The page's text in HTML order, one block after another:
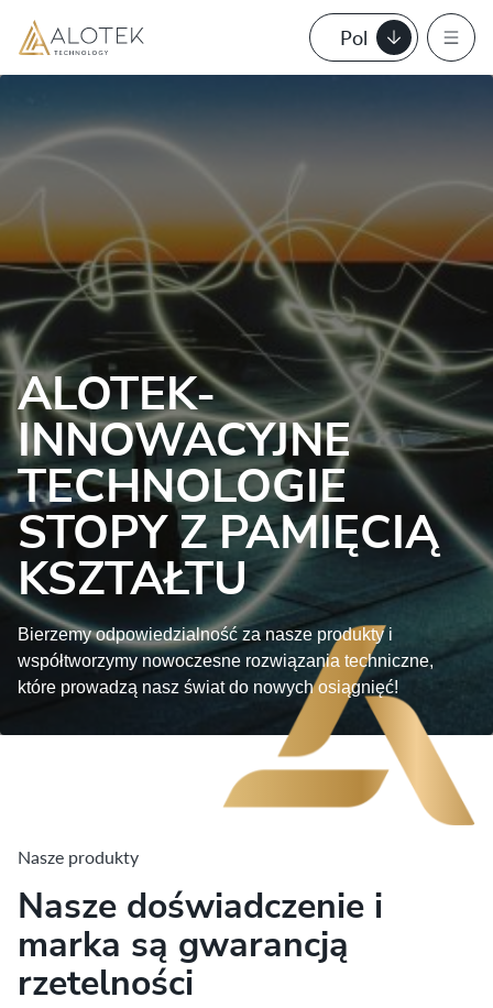
Pol
ALOTEK-
INNOWACYJNE
TECHNOLOGIE
STOPY Z PAMIĘCIĄ
KSZTAŁTU
Bierzemy odpowiedzialność za nasze produkty i
współtworzymy nowoczesne rozwiązania techniczne,
które prowadzą nasz świat do nowych osiągnięć!
Nasze produkty
Nasze doświadczenie i
marka są gwarancją
rzetelności